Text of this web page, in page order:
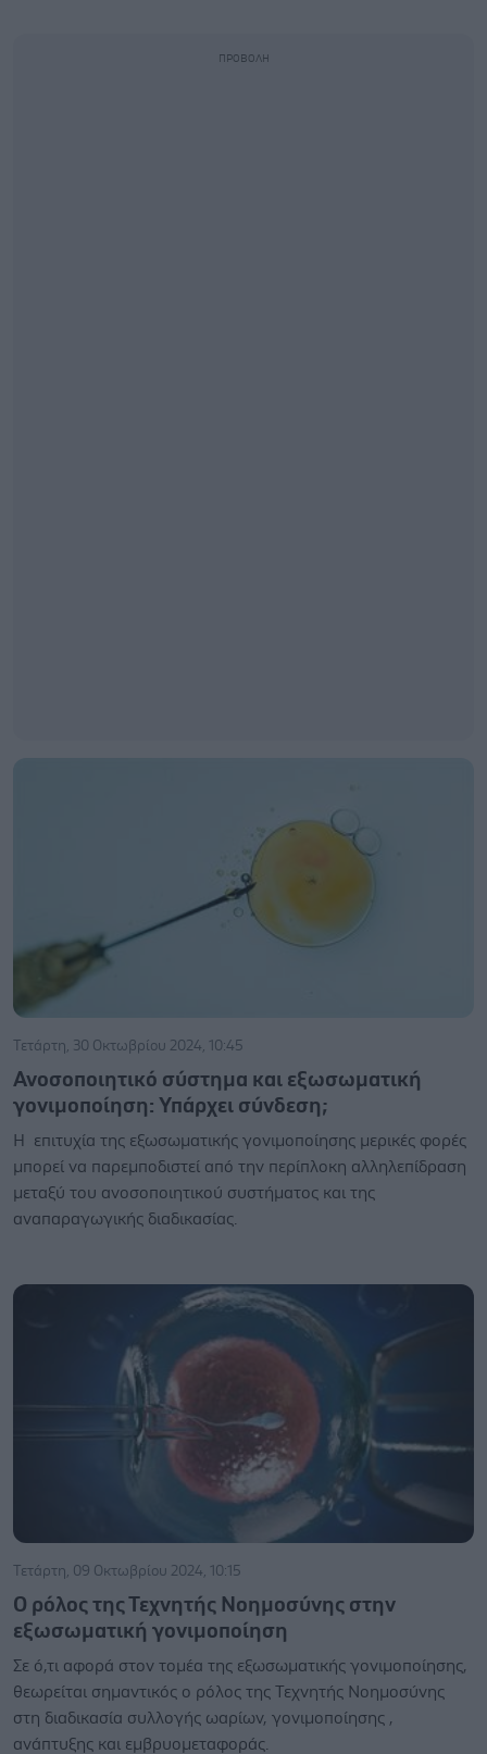
Τετάρτη, 30 Οκτωβρίου 2024, 10:45
Ανοσοποιητικό σύστημα και εξωσωματική
γονιμοποίηση: Υπάρχει σύνδεση;
Η επιτυχία της εξωσωματικής γονιμοποίησης μερικές φορές
μπορεί να παρεμποδιστεί από την περίπλοκη αλληλεπίδραση
μεταξύ του ανοσοποιητικού συστήματος και της
αναπαραγωγικής διαδικασίας.
Τετάρτη, 09 Οκτωβρίου 2024, 10:15
Ο ρόλος της Τεχνητής Νοημοσύνης στην
εξωσωματική γονιμοποίηση
Σε ό,τι αφορά στον τομέα της εξωσωματικής γονιμοποίησης,
θεωρείται σημαντικός ο ρόλος της Τεχνητής Νοημοσύνης
στη διαδικασία συλλογής ωαρίων, γονιμοποίησης ,
ανάπτυξης και εμβρυομεταφοράς.